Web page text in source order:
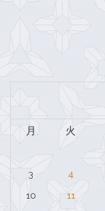
月 火
3 4
10 11